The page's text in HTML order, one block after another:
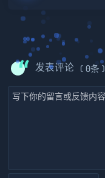
发表评论 ( 0条 )